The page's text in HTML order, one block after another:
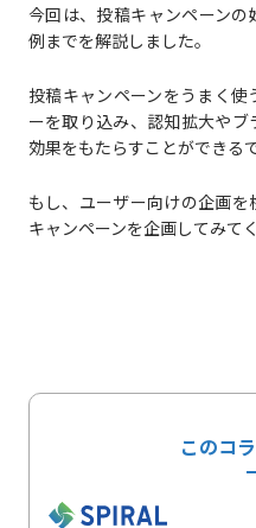
今回は、投稿キャンペーン
例までを解説しました。
投稿キャンペーンをうまく
ーを取り込み、認知拡大や
効果をもたらすことができる
もし、ユーザー向けの企画
キャンペーンを企画してみて
このコ